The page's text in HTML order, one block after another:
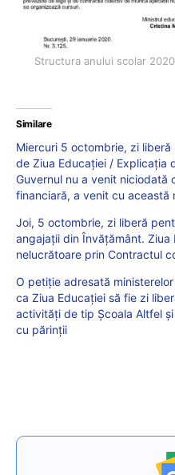
Structura anului scolar
Similare
Miercuri 5 octombrie, zi
de Ziua Educației / Explicația
Guvernul nu a venit niciodată
financiară, a venit cu această
Joi, 5 octombrie, zi liberă
angajații din Învățământ. Ziua
nelucrătoare prin Contractul
O petiție adresată
ca Ziua Educației să fie zi
activități de tip Școala Altfel
cu părinții